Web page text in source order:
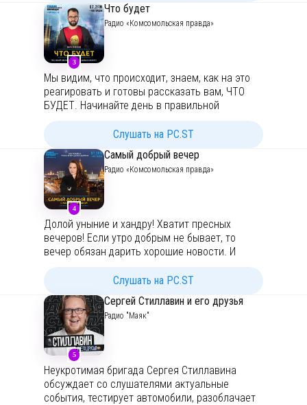
3
Что будет
Радио «Комсомольская правда»
Мы видим, что происходит, знаем, как на это
реагировать и готовы рассказать вам, ЧТО
БУДЕТ. Начинайте день в правильной
новые выпуски подкаста «Что будет». Честный
взгляд на происходящее вокруг.
Подписывайтесь на наш подкаст, чтобы не
пропустить новые выпуски!
Слушать на PC.ST
4
Самый добрый вечер
Радио «Комсомольская правда»
Долой уныние и хандру! Хватит пресных
вечеров! Если утро добрым не бывает, то
вечер обязан дарить хорошие новости. И
с этой невыполнимой миссией. Ведь она
рождена, чтобы вечер сделать добрым!
Встречайте! С понедельника по пятницу в
подкасте «Самый добрый вечер»! Только на
Радио «Комсомольская правда»!
Слушать на PC.ST
5
Сергей Стиллавин и его друзья
Радио "Маяк"
Неукротимая бригада Сергея Стиллавина
обсуждает со слушателями актуальные
события, тестирует автомобили, разоблачает